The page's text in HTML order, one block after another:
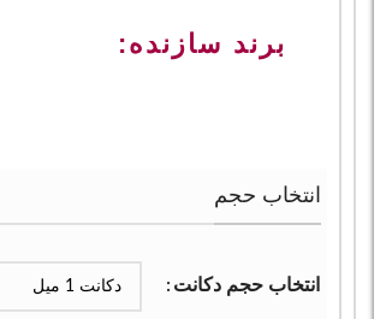
برند سازنده:
انتخاب حجم
انتخاب حجم دکانت